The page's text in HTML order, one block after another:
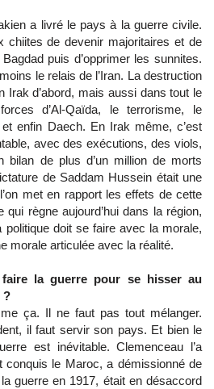
a livré le pays à la guerre civile.
chiites de devenir majoritaires et de
puis d’opprimer les sunnites.
le relais de l’Iran. La destruction
Irak d’abord, mais aussi dans tout le
d’Al-Qaïda, le terrorisme, le
enfin Daech. En Irak même, c’est
avec des exécutions, des viols,
bilan de plus d’un million de morts
de Saddam Hussein était une
met en rapport les effets de cette
qui règne aujourd’hui dans la région,
doit se faire avec la morale,
morale articulée avec la réalité.
faire la guerre pour se hisser au
?
ça. Il ne faut pas tout mélanger.
il faut servir son pays. Et bien le
est inévitable. Clemenceau l’a
conquis le Maroc, a démissionné de
guerre en 1917, était en désaccord